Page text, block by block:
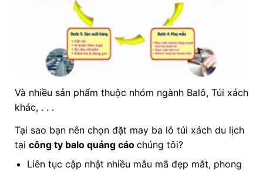
Và nhiều sản phẩm thuộc nhóm ngành Balô, Túi xách
khác, . . .
Tại sao bạn nên chọn đặt may ba lô túi xách du lịch
tại công ty balo quảng cáo chúng tôi?
Liên tục cập nhật nhiều mẫu mã đẹp mắt, phong